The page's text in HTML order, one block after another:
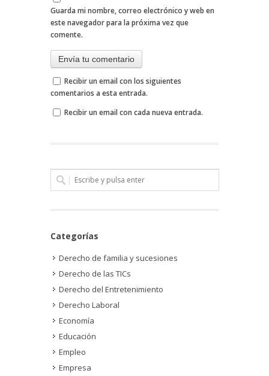
Guarda mi nombre, correo electrónico y web en
este navegador para la próxima vez que
comente.
Recibir un email con los siguientes
comentarios a esta entrada.
Recibir un email con cada nueva entrada.
Categorías
Derecho de familia y sucesiones
Derecho de las TICs
Derecho del Entretenimiento
Derecho Laboral
Economía
Educación
Empleo
Empresa